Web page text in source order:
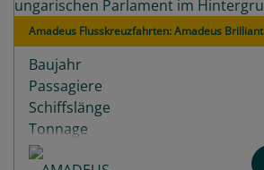
Amadeus Flusskreuzfahrten: Amadeus Brilliant
Baujahr
Passagiere
Schiffslänge
Tonnage